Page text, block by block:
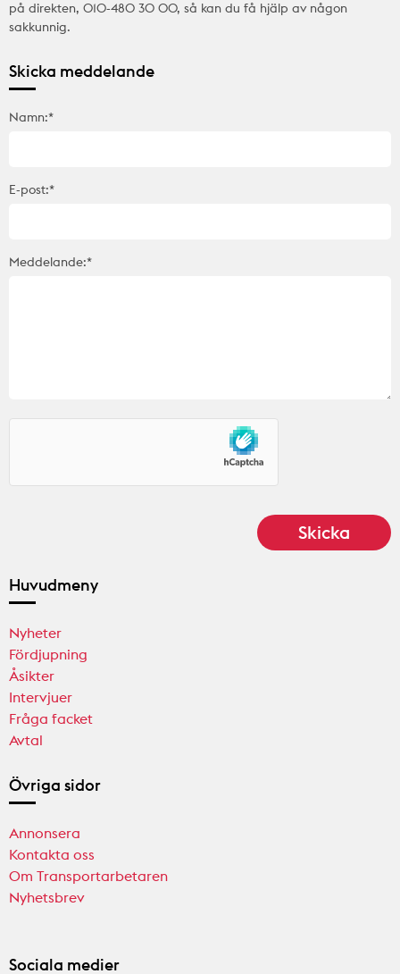
på direkten, 010-480 30 00, så kan du få hjälp av någon
sakkunnig.
Skicka meddelande
Namn:*
E-post:*
Meddelande:*
Huvudmeny
Nyheter
Fördjupning
Åsikter
Intervjuer
Fråga facket
Avtal
Övriga sidor
Annonsera
Kontakta oss
Om Transportarbetaren
Nyhetsbrev
Sociala medier